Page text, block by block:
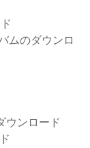
ムのダウンロ
ウンロード